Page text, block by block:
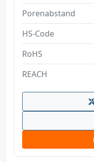
Porenabstand
HS-Code
RoHS
REACH